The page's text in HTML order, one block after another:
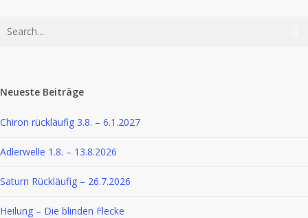
Neueste Beiträge
Chiron rückläufig 3.8. – 6.1.2027
Adlerwelle 1.8. – 13.8.2026
Saturn Rückläufig – 26.7.2026
Heilung – Die blinden Flecke